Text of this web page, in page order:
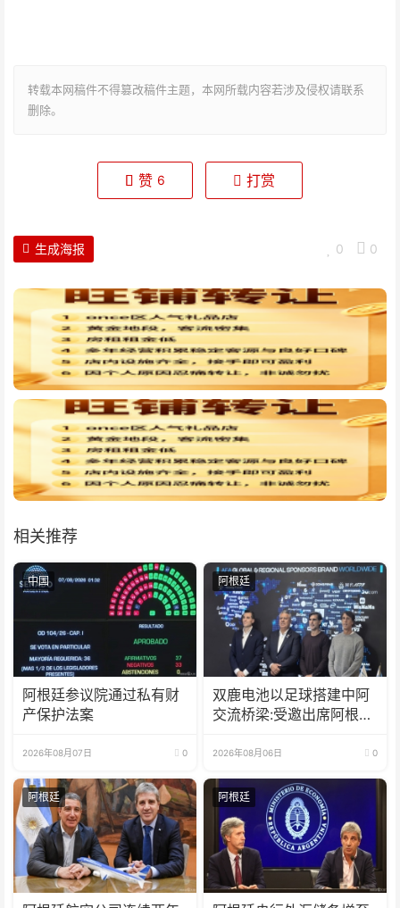
转载本网稿件不得篡改稿件主题，本网所载内容若涉及侵权请联系
删除。
赞 6 打赏
0 0
生成海报
相关推荐
中国
阿根廷参议院通过私有财
产保护法案
2026年08月07日 0
阿根廷
双鹿电池以足球搭建中阿
交流桥梁:受邀出席阿根廷
2026年08月06日 0
阿根廷 阿根廷